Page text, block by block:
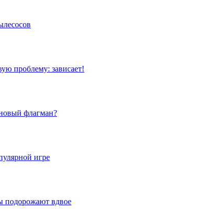
проблему: зависает!
флагман?
игре
подорожают вдвое